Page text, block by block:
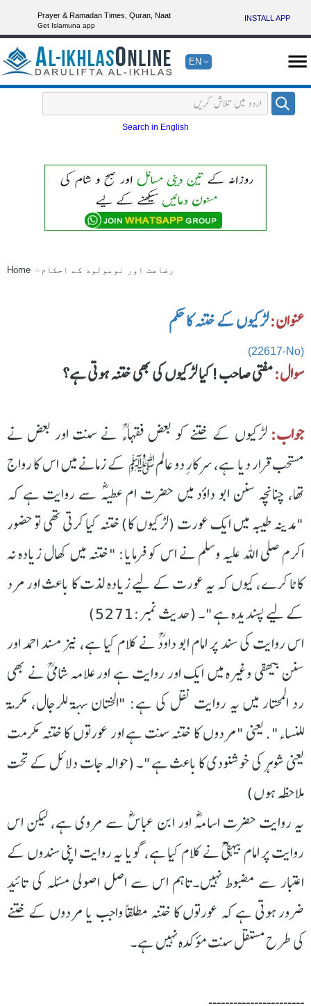
Prayer & Ramadan Times, Quran, Naat
Get Islamuna app
INSTALL APP
EN
Search in English
Home رضاعت اور نومولود کے احکام
عنوان:لڑکیوں کے ختنہ کا حکم
(22617-No)
سوال:مفتی صاحب! کیا لڑکیوں کی بھی ختنہ ہوتی ہے؟
جواب:لڑكیوں کے ختنے کو بعض فقہاءؒ نے سنت اور بعض نے
مستحب قرار دیا ہے، سرکارِ دو عالمﷺ کے زمانے میں اس کا رواج
تھا، چنانچہ سنن ابو داؤد میں حضرت ام عطیہؓ سے روایت ہے کہ
"مدینہ طیبہ میں ایک عورت (لڑكيوں کا) ختنہ کیا کرتی تھی تو حضور
اکرم صلی اللہ علیہ وسلم نے اس کو فرمایا: "ختنہ میں کھال زیادہ نہ
کاٹا کرے، كیوں کہ یہ عورت کے لیے زیادہ لذت کا باعث اور مرد
کے لیے پسندیدہ ہے"۔ (حديث نمبر:5271)
اس روایت کی سند پر امام ابو داودؒ نے کلام کیا ہے، نيز مسند احمد اور
سنن بیھقی وغیرہ میں ایک اور روایت ہے اور علامہ شامیؒ نے بھی
رد المحتار میں یہ روایت نقل کی ہے: "الختان سنة للرجال، مكرمة
للنساء". یعنی "مردوں کا ختنہ سنت ہے اور عورتوں کا ختنہ مکرمت
یعنی شوہر کی خوشنودی کا باعث ہے"۔ (حوالہ جات دلائل کے تحت
ملاحظہ ہوں)
یہ روایت حضرت اسامہؓ اور ابن عباسؓ سے مروی ہے، لیکن اس
روایت پر امام بيهقیؒ نے کلام کیا ہے، گویا یہ روایت اپنی سندوں کے
اعتبار سے مضبوط نہیں۔تاہم اس سے اصل اصولی مسئلہ کی تائید
ضرور ہوتی ہے کہ عورتوں کا ختنہ مطلقاً واجب یا مردوں کے ختنے
کی طرح مستقل سنت مؤکدہ نہیں ہے۔
۔۔۔۔۔۔۔۔۔۔۔۔۔۔۔۔۔۔۔۔۔۔۔